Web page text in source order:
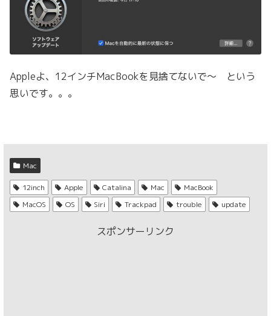
Appleよ、12インチMacBookを見捨てないで〜 という
思いです。。。
Mac
12inch Apple Catalina Mac
MacBook
MacOS
OS Siri Trackpad trouble update
スポンサーリンク